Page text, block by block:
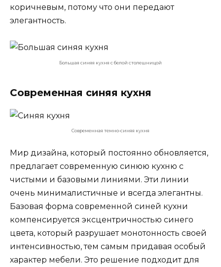
коричневым, потому что они передают
элегантность.
Большая синяя кухня с белой столешницой
Современная синяя кухня
Современная темно-синяя кухня
Мир дизайна, который постоянно обновляется,
предлагает современную синюю кухню с
чистыми и базовыми линиями. Эти линии
очень минималистичные и всегда элегантны.
Базовая форма современной синей кухни
компенсируется эксцентричностью синего
цвета, который разрушает монотонность своей
интенсивностью, тем самым придавая особый
характер мебели. Это решение подходит для